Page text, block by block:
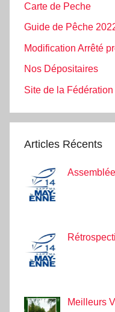
Carte de Peche
Guide de Pêche
Modification Arrêté
Nos Dépositaires
Site de la
Articles Récents
Meilleurs